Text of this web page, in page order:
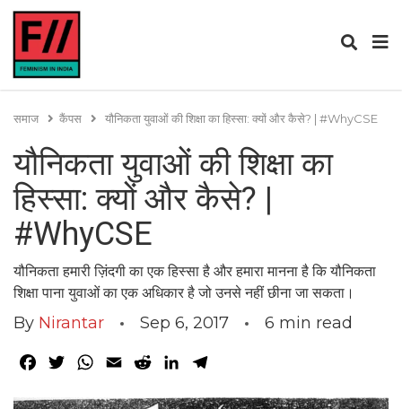
समाज कैंपस यौनिकता युवाओं की शिक्षा का हिस्सा: क्यों और कैसे? | #WhyCSE
यौनिकता युवाओं की शिक्षा का
हिस्सा: क्यों और कैसे? |
#WhyCSE
यौनिकता हमारी ज़िंदगी का एक हिस्सा है और हमारा मानना है कि यौनिकता
शिक्षा पाना युवाओं का एक अधिकार है जो उनसे नहीं छीना जा सकता।
By Nirantar Sep 6, 2017 6 min read
Facebook
TwitterWhatsApp
Email RedditLinkedIn